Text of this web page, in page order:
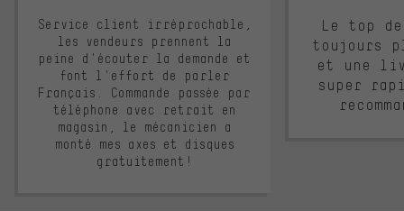
Service client irréprochable,
les vendeurs prennent la
peine d'écouter la demande et
font l'effort de parler
Français. Commande passée par
téléphone avec retrait en
magasin, le mécanicien a
monté mes axes et disques
gratuitement!
Le top
toujours
et une
super